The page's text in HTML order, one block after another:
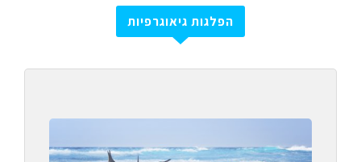
הפלגות גיאוגרפיות